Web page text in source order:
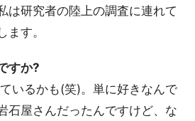
は研究者の陸上の調査に連れて
ます。
すか?
いるかも(笑)。単に好きなんで
石屋さんだったんですけど、な